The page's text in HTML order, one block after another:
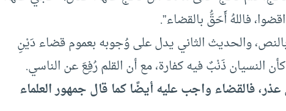
فاللهُ أَحَقُّ بالقضاء”.
والحديث الثاني يدل على وُجوبه بعموم قضاء دَيْنِ
النسيان ذَنْبٌ فيه كفارة، مع أن القلم رُفِعَ عن الناسي.
فالقضاء واجب عليه أيضًا كما قال جمهور العلماء